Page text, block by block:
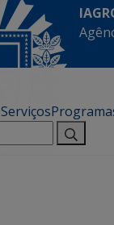
Serviços